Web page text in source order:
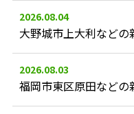
2026.08.04
2026.08.03